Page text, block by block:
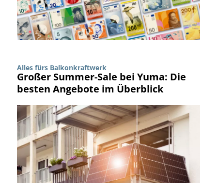
Alles fürs Balkonkraftwerk
Großer Summer-Sale bei Yuma: Die
besten Angebote im Überblick